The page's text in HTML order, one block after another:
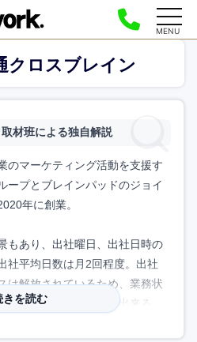
MENU
クロスブレイン
材班による独自解説
のマーケティング活動を支援す
ープとブレインパッドのジョイ
年に創業。
もあり、出社曜日、出社日時の
社平均日数は月2回程度。出社
は解放されているため、業務状
せて柔軟に働くことが出来る。
きを読む